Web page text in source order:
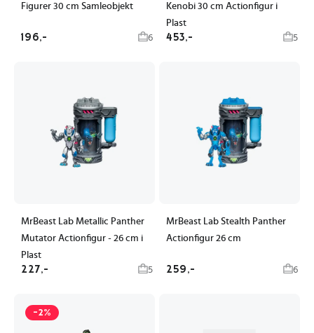
Figurer 30 cm Samleobjekt
196,- 6
Kenobi 30 cm Actionfigur i
Plast
453,- 5
MrBeast Lab Metallic Panther
Mutator Actionfigur - 26 cm i
Plast
227,- 5
MrBeast Lab Stealth Panther
Actionfigur 26 cm
259,- 6
-2%